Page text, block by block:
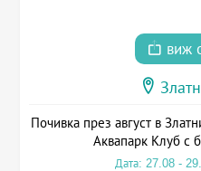
виж
Почивка през август в
Аквапарк Клуб с
Дата: 27.08 -